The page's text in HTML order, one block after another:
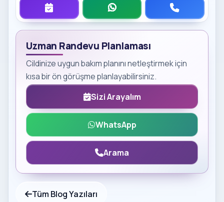
Uzman Randevu Planlaması
Cildinize uygun bakım planını netleştirmek için
kısa bir ön görüşme planlayabilirsiniz.
Sizi Arayalım
WhatsApp
Arama
Tüm Blog Yazıları